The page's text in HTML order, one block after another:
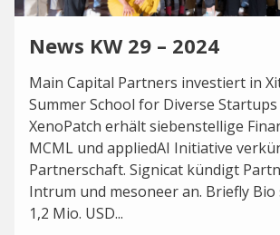
News KW 29 – 2024
Main Capital Partners investiert in
Summer School for Diverse
XenoPatch erhält siebenstellige
MCML und appliedAI Initiative
Partnerschaft. Signicat kündigt
Intrum und mesoneer an. Briefly Bio
1,2 Mio. USD...